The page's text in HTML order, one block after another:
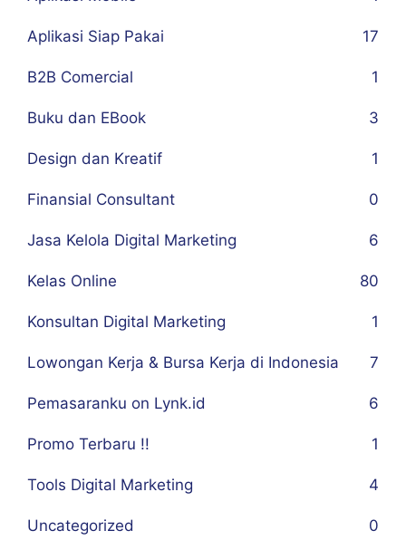
Aplikasi Siap Pakai 17
B2B Comercial 1
Buku dan EBook 3
Design dan Kreatif 1
Finansial Consultant 0
Jasa Kelola Digital Marketing 6
Kelas Online 80
Konsultan Digital Marketing 1
Lowongan Kerja & Bursa Kerja di Indonesia 7
Pemasaranku on Lynk.id 6
Promo Terbaru !! 1
Tools Digital Marketing 4
Uncategorized 0